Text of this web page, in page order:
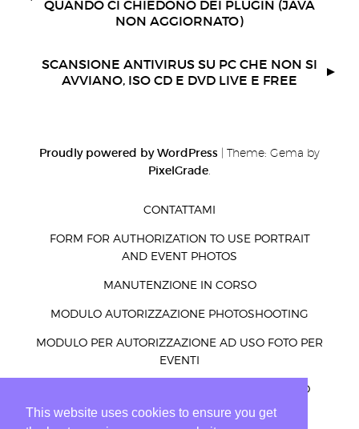
QUANDO CI CHIEDONO DEI PLUGIN (JAVA
NON AGGIORNATO)
SCANSIONE ANTIVIRUS SU PC CHE NON SI
AVVIANO, ISO CD E DVD LIVE E FREE
Proudly powered by WordPress Theme: Gema by
PixelGrade
CONTATTAMI
FORM FOR AUTHORIZATION TO USE PORTRAIT
AND EVENT PHOTOS
MANUTENZIONE IN CORSO
MODULO AUTORIZZAZIONE PHOTOSHOOTING
MODULO PER AUTORIZZAZIONE AD USO FOTO PER
EVENTI
MODULO PER AUTORIZZAZIONE AD USO FOTO
RITRATTI ED EVENTI
This website uses cookies to ensure you get